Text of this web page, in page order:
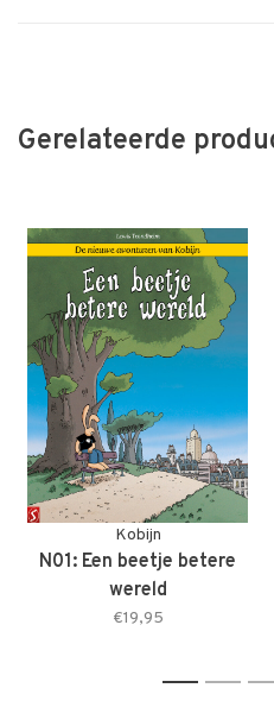
Gerelateerde
Kobijn
N01: Een beetje betere
wereld
€19,95
1 2